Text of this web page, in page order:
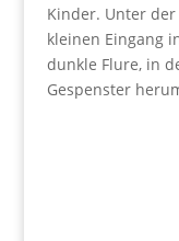
Kinder. Unter
kleinen Eingang
dunkle Flure, in
Gespenster